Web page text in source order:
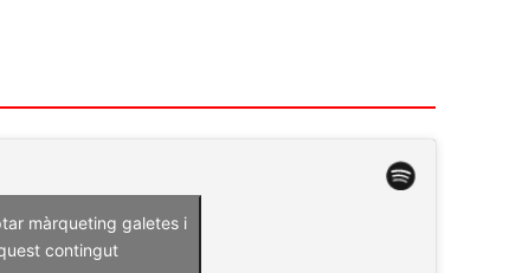
màrqueting galetes i
contingut